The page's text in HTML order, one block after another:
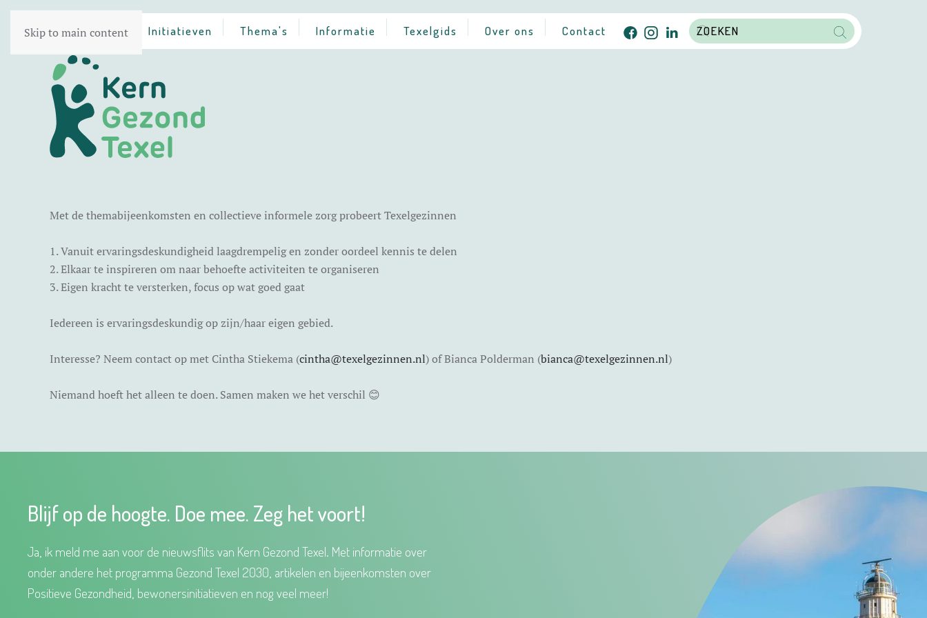
Skip to main content
Home Initiatieven Thema's Informatie Texelgids Over ons Contact
Met de themabijeenkomsten en collectieve informele zorg probeert Texelgezinnen
1. Vanuit ervaringsdeskundigheid laagdrempelig en zonder oordeel kennis te delen
2. Elkaar te inspireren om naar behoefte activiteiten te organiseren
3. Eigen kracht te versterken, focus op wat goed gaat
Iedereen is ervaringsdeskundig op zijn/haar eigen gebied.
Interesse? Neem contact op met Cintha Stiekema (cintha@texelgezinnen.nl) of Bianca Polderman (bianca@texelgezinnen.nl)
Niemand hoeft het alleen te doen. Samen maken we het verschil 😊
Blijf op de hoogte. Doe mee. Zeg het voort!
Ja, ik meld me aan voor de nieuwsflits van Kern Gezond Texel. Met informatie over
onder andere het programma Gezond Texel 2030, artikelen en bijeenkomsten over
Positieve Gezondheid, bewonersinitiatieven en nog veel meer!